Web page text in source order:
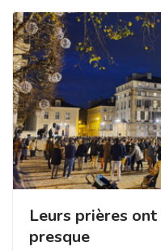
Leurs prières
presque